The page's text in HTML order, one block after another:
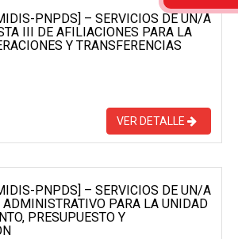
PNPDS] – SERVICIOS DE UN/A
III DE AFILIACIONES PARA LA
Y TRANSFERENCIAS
VER DETALLE
PNPDS] – SERVICIOS DE UN/A
PARA LA UNIDAD
PRESUPUESTO Y